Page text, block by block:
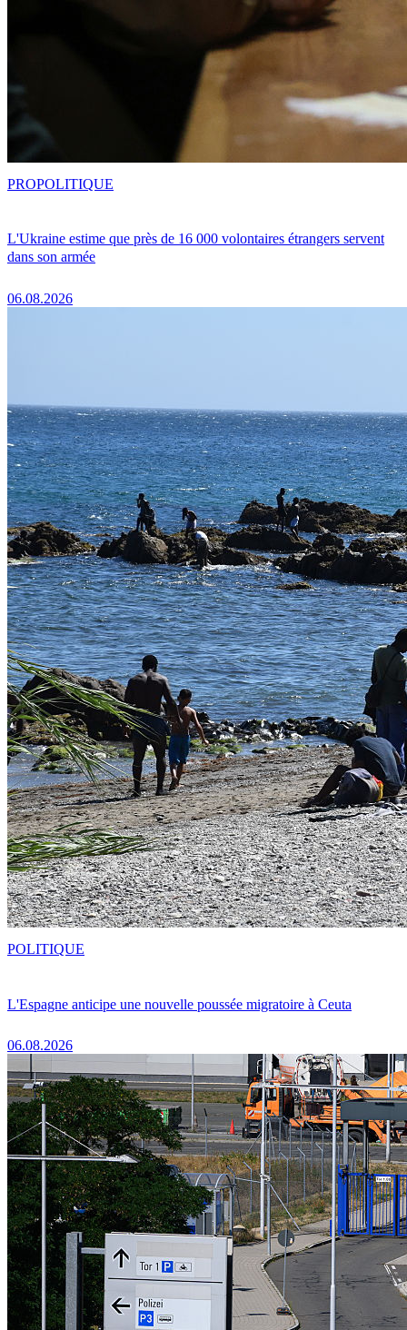
L'Ukraine estime que près de 16 000 volontaires étrangers servent
dans son armée
06.08.2026
PROPOLITIQUE
L'Espagne anticipe une nouvelle poussée migratoire à Ceuta
06.08.2026
POLITIQUE